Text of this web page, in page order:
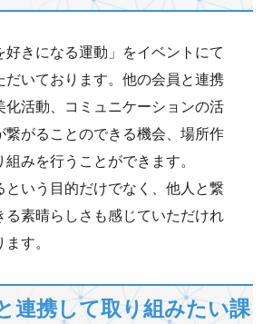
好きになる運動」をイベントにて
だいております。他の会員と連携
化活動、コミュニケーションの活
繋がることのできる機会、場所作
組みを行うことができます。
という目的だけでなく、他人と繋
る素晴らしさも感じていただけれ
す。
連携して取り組みたい課